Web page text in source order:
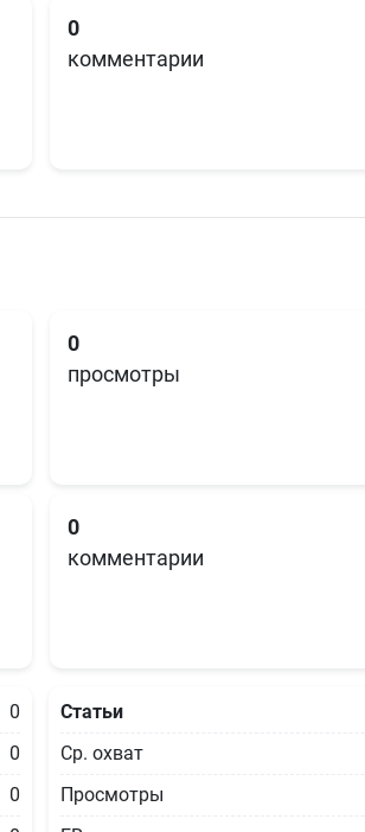
0
комментарии
0
просмотры
0
комментарии
0
0
0
Статьи
Ср. охват
Просмотры